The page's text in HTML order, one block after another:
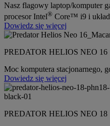
Nasz flagowy laptop/komputer
procesor Intel® Core™ i9 i
Dowiedz się więcej
PREDATOR HELIOS NEO 16
Moc komputera stacjonarnego,
Dowiedz się więcej
PREDATOR HELIOS NEO 18